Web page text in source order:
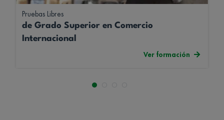
Pruebas Libres
de Grado Superior en Comercio
Internacional
Ver formación